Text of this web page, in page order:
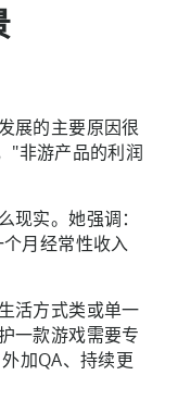
展的主要原因很
"非游产品的利润
现实。她强调：
月经常性收入
活方式类或单一
一款游戏需要专
外加QA、持续更